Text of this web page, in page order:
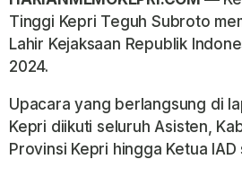
Tinggi Kepri Teguh Subroto
Lahir Kejaksaan Republik
2024.
Upacara yang berlangsung di
Kepri diikuti seluruh Asisten,
Provinsi Kepri hingga Ketua